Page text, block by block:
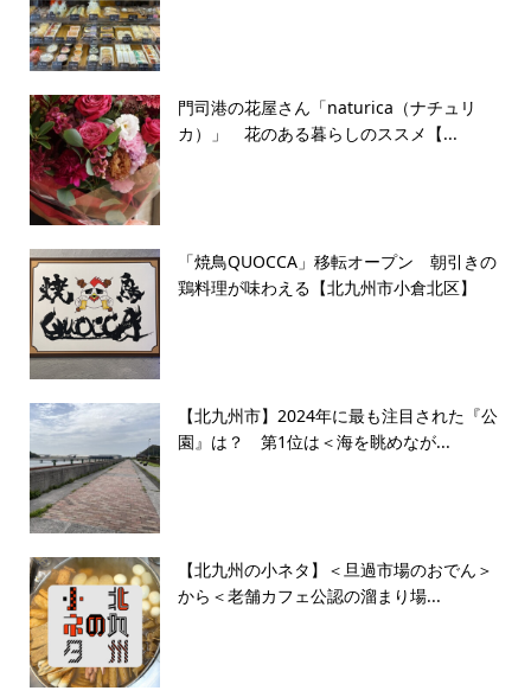
門司港の花屋さん「naturica（ナチュリ
カ）」 花のある暮らしのススメ【...
「焼鳥QUOCCA」移転オープン 朝引きの
鶏料理が味わえる【北九州市小倉北区】
【北九州市】2024年に最も注目された『公
園』は？ 第1位は＜海を眺めなが...
【北九州の小ネタ】＜旦過市場のおでん＞
から＜老舗カフェ公認の溜まり場...